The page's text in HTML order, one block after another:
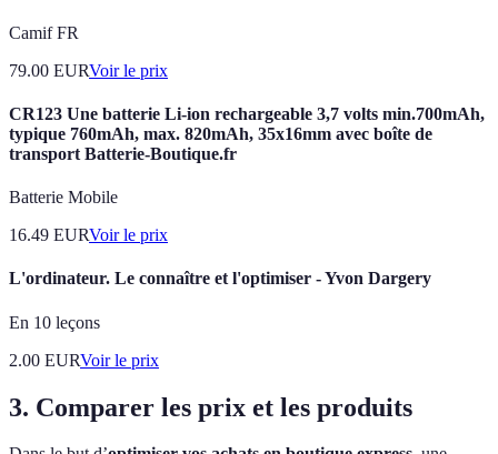
Camif FR
79.00 EURVoir le prix
CR123 Une batterie Li-ion rechargeable 3,7 volts min.700mAh,
typique 760mAh, max. 820mAh, 35x16mm avec boîte de
transport Batterie-Boutique.fr
Batterie Mobile
16.49 EURVoir le prix
L'ordinateur. Le connaître et l'optimiser - Yvon Dargery
En 10 leçons
2.00 EURVoir le prix
3. Comparer les prix et les produits